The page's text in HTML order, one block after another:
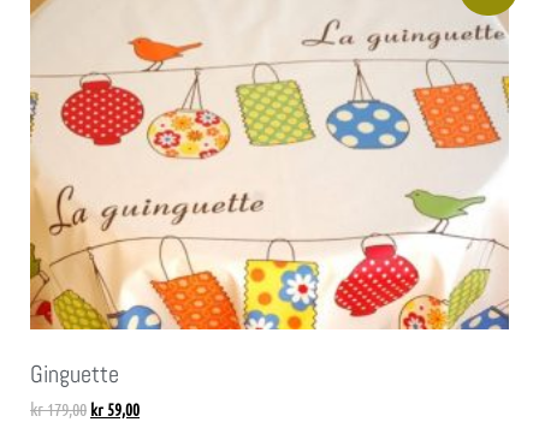
Ginguette
kr179,00 kr 59,00